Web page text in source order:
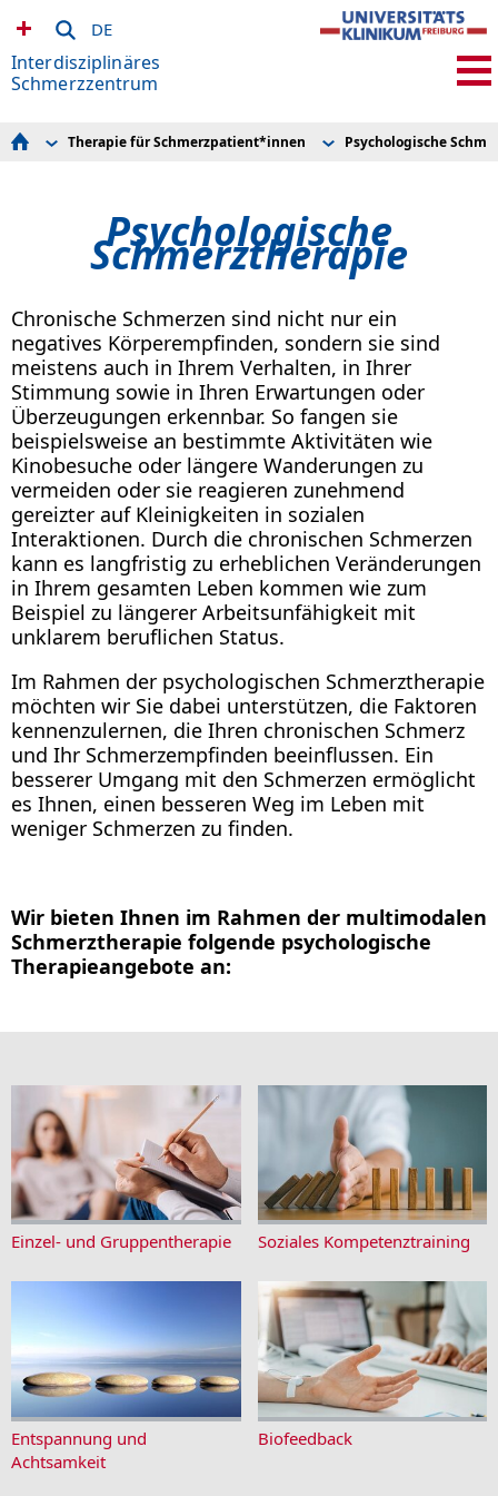
DE
Interdisziplinäres
Schmerzzentrum
Veranstaltungen
Lehre, Aus- und Weiterbildung
Konsilanmeldung
Downloads und Links
Kontakt und Anfahrt
Therapie für Schmerzpatient*innen
Psychologische Schmerztherapie
Physiotherapie
Pflege
Ergotherapie
Psychologische
Biofeedback
Psychologische
Schmerztherapie
Chronische Schmerzen sind nicht nur ein
negatives Körperempfinden, sondern sie sind
meistens auch in Ihrem Verhalten, in Ihrer
Stimmung sowie in Ihren Erwartungen oder
Überzeugungen erkennbar. So fangen sie
beispielsweise an bestimmte Aktivitäten wie
Kinobesuche oder längere Wanderungen zu
vermeiden oder sie reagieren zunehmend
gereizter auf Kleinigkeiten in sozialen
Interaktionen. Durch die chronischen Schmerzen
kann es langfristig zu erheblichen Veränderungen
in Ihrem gesamten Leben kommen wie zum
Beispiel zu längerer Arbeitsunfähigkeit mit
unklarem beruflichen Status.
Im Rahmen der psychologischen Schmerztherapie
möchten wir Sie dabei unterstützen, die Faktoren
kennenzulernen, die Ihren chronischen Schmerz
und Ihr Schmerzempfinden beeinflussen. Ein
besserer Umgang mit den Schmerzen ermöglicht
es Ihnen, einen besseren Weg im Leben mit
weniger Schmerzen zu finden.
Wir bieten Ihnen im Rahmen der multimodalen
Schmerztherapie folgende psychologische
Therapieangebote an:
Einzel- und Gruppentherapie Soziales Kompetenztraining
Entspannung und
Achtsamkeit
Biofeedback